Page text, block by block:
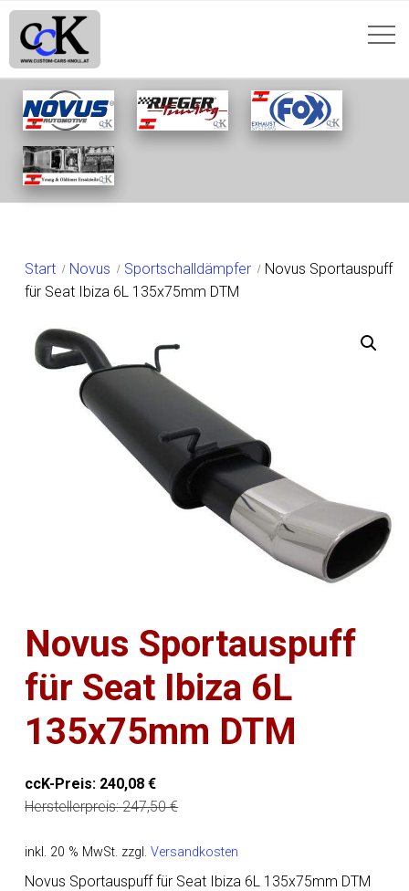
SHOP
Start Novus Sportschalldämpfer
Novus Sportauspuff
für Seat Ibiza 6L 135x75mm DTM
Novus Sportauspuff
für Seat Ibiza 6L
135x75mm DTM
ccK-Preis: 240,08€
Herstellerpreis:247,50€
inkl. 20 % MwSt. zzgl.Versandkosten
Novus Sportauspuff für Seat Ibiza 6L 135x75mm DTM